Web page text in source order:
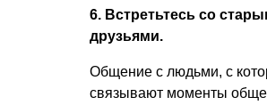
6. Встретьтесь со
друзьями.
Общение с людьми, с
связывают моменты